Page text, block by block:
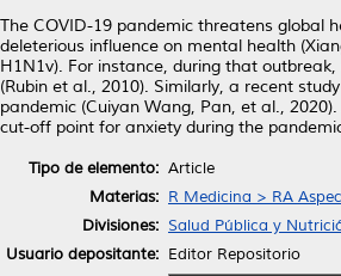
The COVID-19 pandemic threatens global
deleterious influence on mental health
H1N1v). For instance, during that
(Rubin et al., 2010). Similarly, a recent
pandemic (Cuiyan Wang, Pan, et al.,
cut-off point for anxiety during the
Tipo de elemento: Article
Materias: R Medicina > RA
Divisiones: Salud Pública y
Usuario depositante: Editor Repositorio